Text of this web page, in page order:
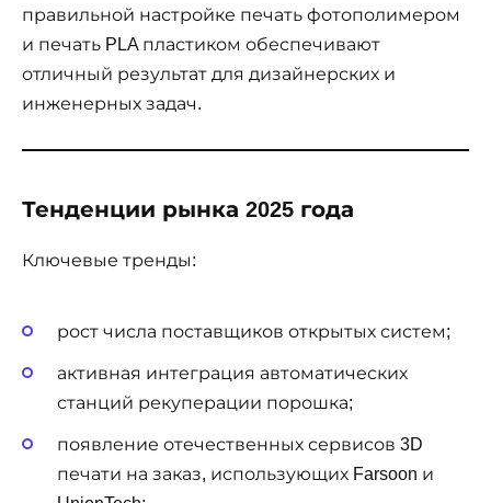
правильной настройке печать фотополимером
и печать PLA пластиком обеспечивают
отличный результат для дизайнерских и
инженерных задач.
Тенденции рынка 2025 года
Ключевые тренды:
рост числа поставщиков открытых систем;
активная интеграция автоматических
станций рекуперации порошка;
появление отечественных сервисов 3D
печати на заказ, использующих Farsoon и